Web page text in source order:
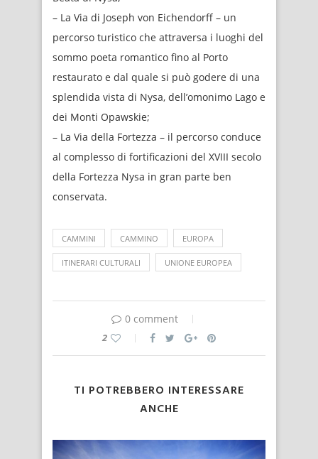
– La Via di Joseph von Eichendorff – un
percorso turistico che attraversa i luoghi del
sommo poeta romantico fino al Porto
restaurato e dal quale si può godere di una
splendida vista di Nysa, dell’omonimo Lago e
dei Monti Opawskie;
– La Via della Fortezza – il percorso conduce
al complesso di fortificazioni del XVIII secolo
della Fortezza Nysa in gran parte ben
conservata.
CAMMINI CAMMINO EUROPA
ITINERARI CULTURALI UNIONE EUROPEA
0 comment
2
TI POTREBBERO INTERESSARE
ANCHE